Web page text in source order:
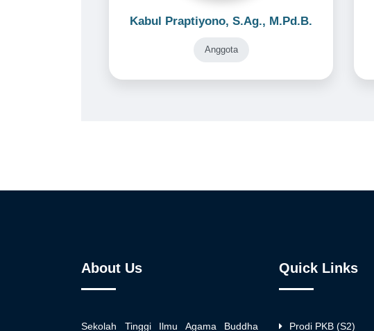
Kabul Praptiyono, S.Ag., M.Pd.B.
Anggota
About Us
Sekolah Tinggi Ilmu Agama Buddha
Quick Links
Prodi PKB (S2)